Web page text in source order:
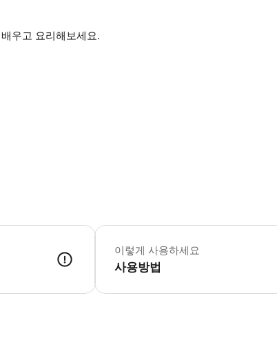
우고 요리해보세요.
식재료는 채식주의자, 비건, 글루텐 프리 또
이렇게 사용하세요
사용방법